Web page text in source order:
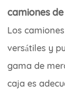
camiones
Los
versátiles y
gama de
caja es